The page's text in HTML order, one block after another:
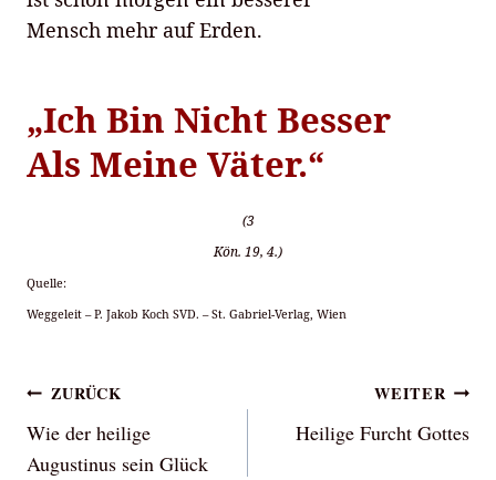
Mensch mehr auf Erden.
„Ich Bin Nicht Besser
Als Meine Väter.“
(3
Kön. 19, 4.)
Quelle:
Weggeleit – P. Jakob Koch SVD. – St. Gabriel-Verlag, Wien
Beitragsnavigation
ZURÜCK
Wie der heilige
Augustinus sein Glück
WEITER
Heilige Furcht Gottes